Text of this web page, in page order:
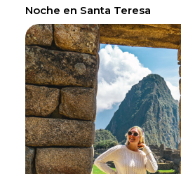
Noche en Santa Teresa